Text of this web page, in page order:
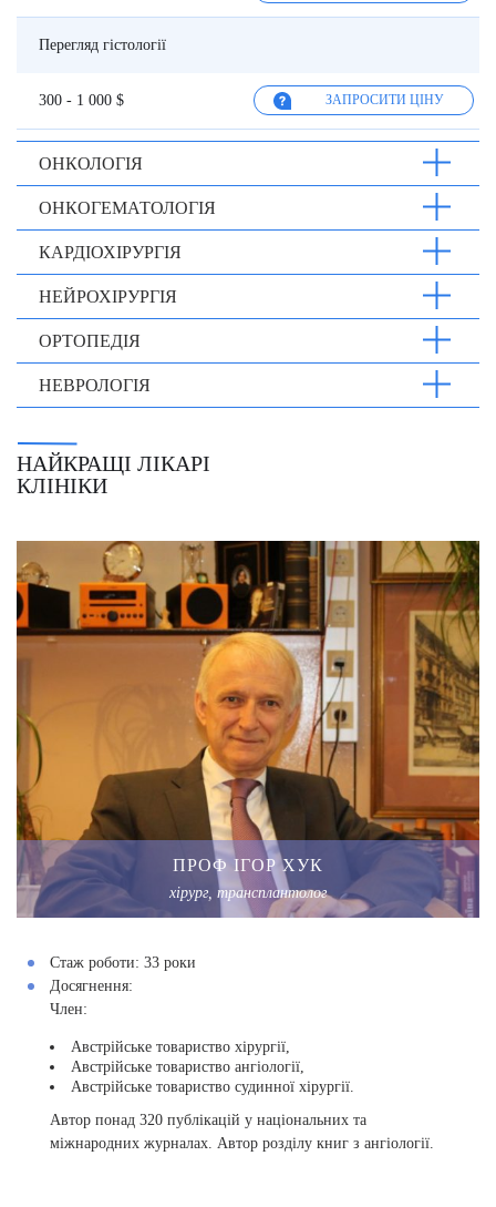
Перегляд гістології
300 - 1 000 $ ЗАПРОСИТИ ЦІНУ
ОНКОЛОГІЯ
ОНКОГЕМАТОЛОГІЯ
КАРДІОХІРУРГІЯ
НЕЙРОХІРУРГІЯ
ОРТОПЕДІЯ
НЕВРОЛОГІЯ
НАЙКРАЩІ ЛІКАРІ
КЛІНІКИ
ПРОФ ІГОР ХУК
хірург, трансплантолог
Стаж роботи: 33 роки
Досягнення:
Член:
Австрійське товариство хірургії,
Австрійське товариство ангіології,
Австрійське товариство судинної хірургії.
Автор понад 320 публікацій у національних та
міжнародних журналах. Автор розділу книг з ангіології.